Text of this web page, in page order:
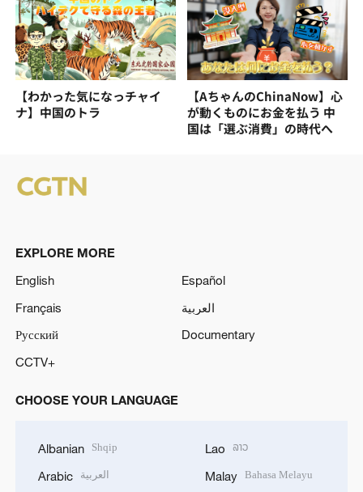
【わかった気になっチャイ
ナ】中国のトラ
【AちゃんのChinaNow】心
が動くものにお金を払う 中
国は「選ぶ消費」の時代へ
EXPLORE MORE
English
Español
Français
العربية
Русский
Documentary
CCTV+
CHOOSE YOUR LANGUAGE
Albanian Shqip
Arabic العربية
Lao ລາວ
Malay Bahasa Melayu